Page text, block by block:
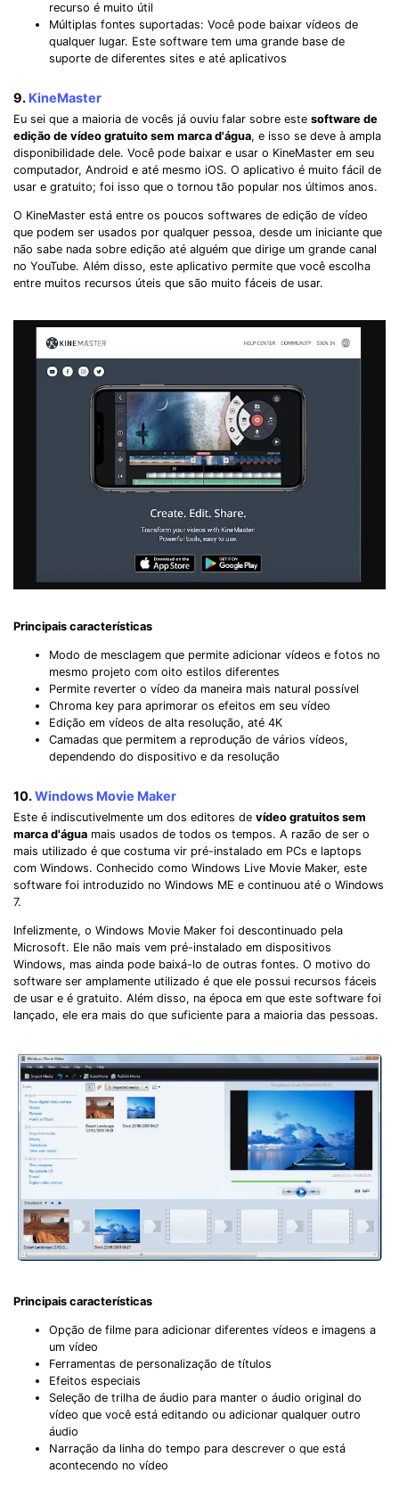
recurso é muito útil
Múltiplas fontes suportadas: Você pode baixar vídeos de
qualquer lugar. Este software tem uma grande base de
suporte de diferentes sites e até aplicativos
9. KineMaster
Eu sei que a maioria de vocês já ouviu falar sobre este software de
edição de vídeo gratuito sem marca d'água, e isso se deve à ampla
disponibilidade dele. Você pode baixar e usar o KineMaster em seu
computador, Android e até mesmo iOS. O aplicativo é muito fácil de
usar e gratuito; foi isso que o tornou tão popular nos últimos anos.
O KineMaster está entre os poucos softwares de edição de vídeo
que podem ser usados por qualquer pessoa, desde um iniciante que
não sabe nada sobre edição até alguém que dirige um grande canal
no YouTube. Além disso, este aplicativo permite que você escolha
entre muitos recursos úteis que são muito fáceis de usar.
Principais características
Modo de mesclagem que permite adicionar vídeos e fotos no
mesmo projeto com oito estilos diferentes
Permite reverter o vídeo da maneira mais natural possível
Chroma key para aprimorar os efeitos em seu vídeo
Edição em vídeos de alta resolução, até 4K
Camadas que permitem a reprodução de vários vídeos,
dependendo do dispositivo e da resolução
10.Windows Movie Maker
Este é indiscutivelmente um dos editores de vídeo gratuitos sem
marca d'água mais usados de todos os tempos. A razão de ser o
mais utilizado é que costuma vir pré-instalado em PCs e laptops
com Windows. Conhecido como Windows Live Movie Maker, este
software foi introduzido no Windows ME e continuou até o Windows
7.
Infelizmente, o Windows Movie Maker foi descontinuado pela
Microsoft. Ele não mais vem pré-instalado em dispositivos
Windows, mas ainda pode baixá-lo de outras fontes. O motivo do
software ser amplamente utilizado é que ele possui recursos fáceis
de usar e é gratuito. Além disso, na época em que este software foi
lançado, ele era mais do que suficiente para a maioria das pessoas.
Principais características
Opção de filme para adicionar diferentes vídeos e imagens a
um vídeo
Ferramentas de personalização de títulos
Efeitos especiais
Seleção de trilha de áudio para manter o áudio original do
vídeo que você está editando ou adicionar qualquer outro
áudio
Narração da linha do tempo para descrever o que está
acontecendo no vídeo